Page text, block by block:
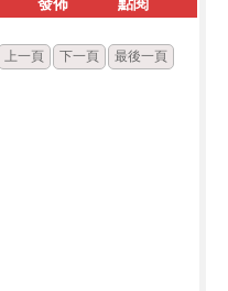
上一頁 下一頁 最後一頁